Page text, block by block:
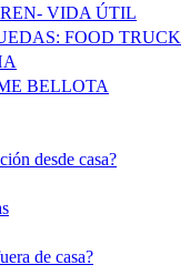
VIDA ÚTIL
FOOD TRUCK
BELLOTA
desde casa?
de casa?